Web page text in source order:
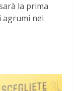
la prima
nei